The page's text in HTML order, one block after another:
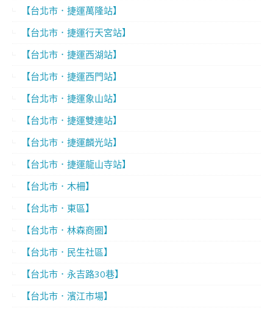
【台北市．捷運萬隆站】
【台北市．捷運行天宮站】
【台北市．捷運西湖站】
【台北市．捷運西門站】
【台北市．捷運象山站】
【台北市．捷運雙連站】
【台北市．捷運麟光站】
【台北市．捷運龍山寺站】
【台北市．木柵】
【台北市．東區】
【台北市．林森商圈】
【台北市．民生社區】
【台北市．永吉路30巷】
【台北市．濱江市場】